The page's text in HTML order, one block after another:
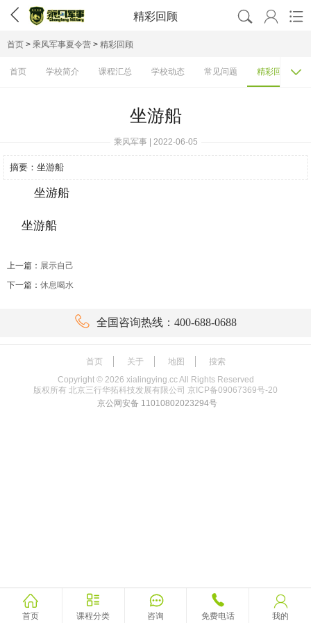
 精彩回顾   
首页 > 乘风军事夏令营 > 精彩回顾
首页 学校简介 课程汇总 学校动态 常见问题 精彩回顾 
坐游船
乘风军事 | 2022-06-05
摘要： 坐游船
坐游船
上一篇： 展示自己
下一篇： 休息喝水
 全国咨询热线：400-688-0688
首页 关于 地图
搜索
Copyright © 2026 xialingying.cc All Rights Reserved
版权所有 北京三行华拓科技发展有限公司 京ICP备09067369号-20
京公网安备 11010802023294号

首页

课程分类

咨询

免费电话

我的